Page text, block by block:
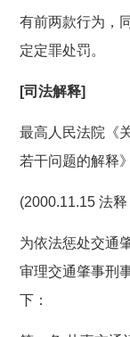
有前两款行为，
定定罪处罚。
[司法解释]
最高人民法院《
若干问题的解释》
(2000.11.15 法
为依法惩处交通
审理交通肇事刑
下：